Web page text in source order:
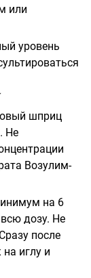
или
уровень
шприц
Не
Возулим-
на 6
дозу. Не
после
иглу и